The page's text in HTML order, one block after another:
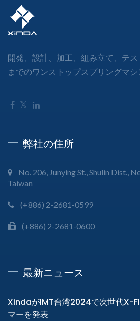
開発、設計、加工、組み立て、テ
までのワンストップスプリングマシ
弊社の住所
No. 206, Junying St., Shulin Dist.,
Taiwan
(+886) 2-2681-0599
(+886) 2-2681-0600
最新ニュース
XindaがIMT台湾2024で次世代X-
マーを発表